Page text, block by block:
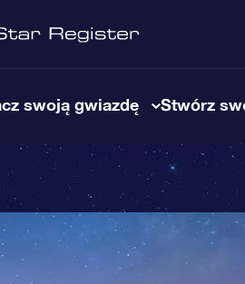
swoją gwiazdę Stwórz